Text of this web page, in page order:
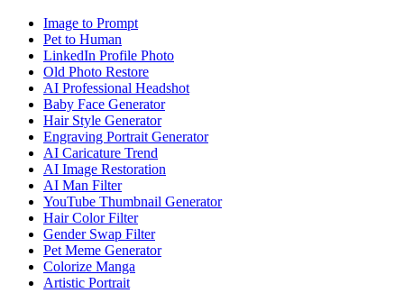
Image to Prompt
Pet to Human
LinkedIn Profile Photo
Old Photo Restore
AI Professional Headshot
Baby Face Generator
Hair Style Generator
Engraving Portrait Generator
AI Caricature Trend
AI Image Restoration
AI Man Filter
YouTube Thumbnail Generator
Hair Color Filter
Gender Swap Filter
Pet Meme Generator
Colorize Manga
Artistic Portrait